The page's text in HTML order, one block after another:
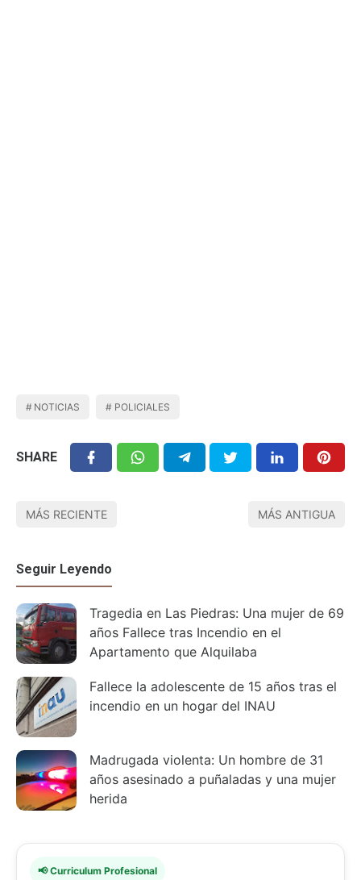
NOTICIAS POLICIALES
SHARE
MÁS RECIENTE MÁS ANTIGUA
Seguir Leyendo
Tragedia en Las Piedras: Una mujer de 69
años Fallece tras Incendio en el
Apartamento que Alquilaba
Fallece la adolescente de 15 años tras el
incendio en un hogar del INAU
Madrugada violenta: Un hombre de 31
años asesinado a puñaladas y una mujer
herida
📢 Curriculum Profesional